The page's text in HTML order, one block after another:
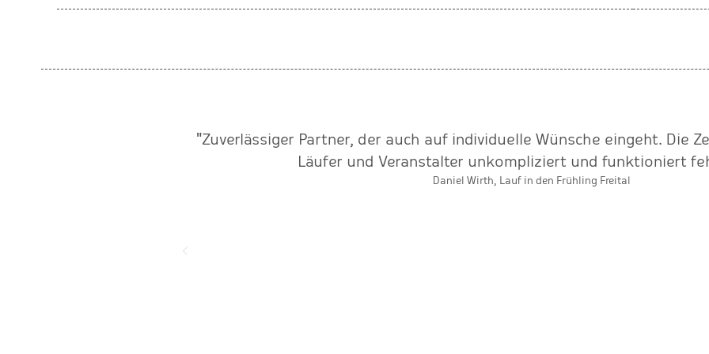
"Zuverlässiger Partner, der auch auf individuelle Wünsche eingeht. Die
Läufer und Veranstalter unkompliziert und funktioniert
Daniel Wirth, Lauf in den Frühling Freital